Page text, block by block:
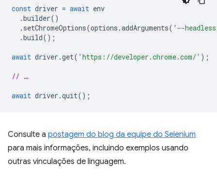
const driver = await env
.builder()
. setChromeOptions(options .addArguments( '--
.build();
await driver .get( 'https://developer.chrome.com/' );
// …
await driver .quit();
Consulte a postagem do blog da equipe do Selenium
para mais informações, incluindo exemplos usando
outras vinculações de linguagem.